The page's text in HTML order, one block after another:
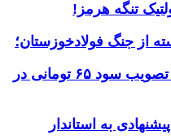
تنگه هرمز!
از جنگ فولادخوزستان؛
اخبار گروه سرمایه گذاری تصویب سود ۶۵ تومانی در
به استاندار